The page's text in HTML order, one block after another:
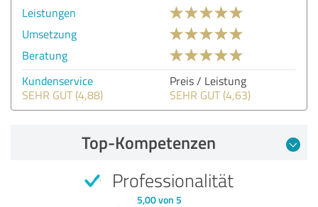
Leistungen
Umsetzung
Beratung
Kundenservice
SEHR GUT (4,88)
Preis / Leistung
SEHR GUT (4,63)
Top-Kompetenzen
Professionalität
5,00 von 5